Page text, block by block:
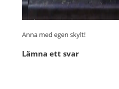
Anna med egen skylt!
Lämna ett svar